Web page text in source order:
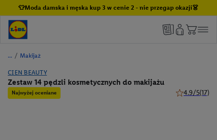
👕Moda damska i męska kup 3 w cenie 2 - nie przegap okazji👗
/ Makijaż
CIEN BEAUTY
Zestaw 14 pędzli kosmetycznych do makijażu
Najwyżej oceniane 4.9/5(17)